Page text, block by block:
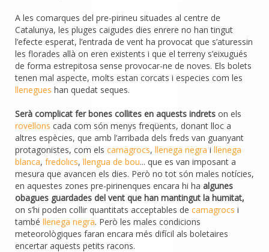
A les comarques del pre-pirineu situades al centre de
Catalunya, les pluges caigudes dies enrere no han tingut
l’efecte esperat, l’entrada de vent ha provocat que s’aturessin
les florades allà on eren existents i que el terreny s’eixugués
de forma estrepitosa sense provocar-ne de noves. Els bolets
tenen mal aspecte, molts estan corcats i especies com les
llenegues han quedat seques.
Serà complicat fer bones collites en aquests indrets on els
rovellons cada com són menys freqüents, donant lloc a
altres espècies, que amb l’arribada dels freds van guanyant
protagonistes, com els camagrocs, llenega negra i llenega
blanca, fredolics, llengua de bou... que es van imposant a
mesura que avancen els dies. Però no tot són males notícies,
en aquestes zones pre-pirinenques encara hi ha algunes
obagues guardades del vent que han mantingut la humitat,
on s’hi poden collir quantitats acceptables de camagrocs i
també llenega negra. Però les males condicions
meteorològiques faran encara més difícil als boletaires
encertar aquests petits racons.